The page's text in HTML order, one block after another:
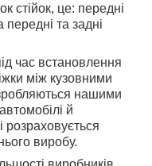
стійок, це: передні
передні та задні
час встановлення
між кузовними
нашими
й
розраховується
виробу.